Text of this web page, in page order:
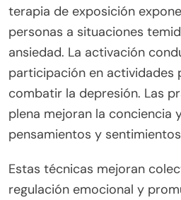
terapia de exposición
personas a situaciones
ansiedad. La activación
participación en actividades
combatir la depresión. Las
plena mejoran la conciencia
pensamientos y
Estas técnicas mejoran
regulación emocional y